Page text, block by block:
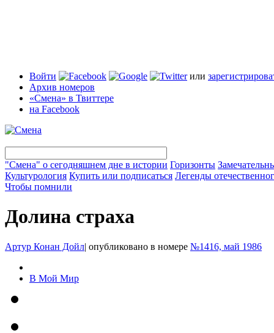
Войти или
Архив номеров
«Смена» в Твиттере
на Facebook
"Смена" о сегодняшнем дне в истории Горизонты
Культурология Купить или подписаться Легенды
Чтобы помнили
Долина страха
Артур Конан Дойл| опубликовано в номере №1416, май 1986
В Мой Мир